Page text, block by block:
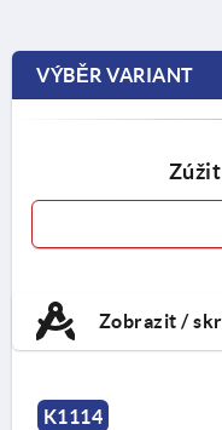
VÝBĚR VARIANT
Zobrazit /
K1114